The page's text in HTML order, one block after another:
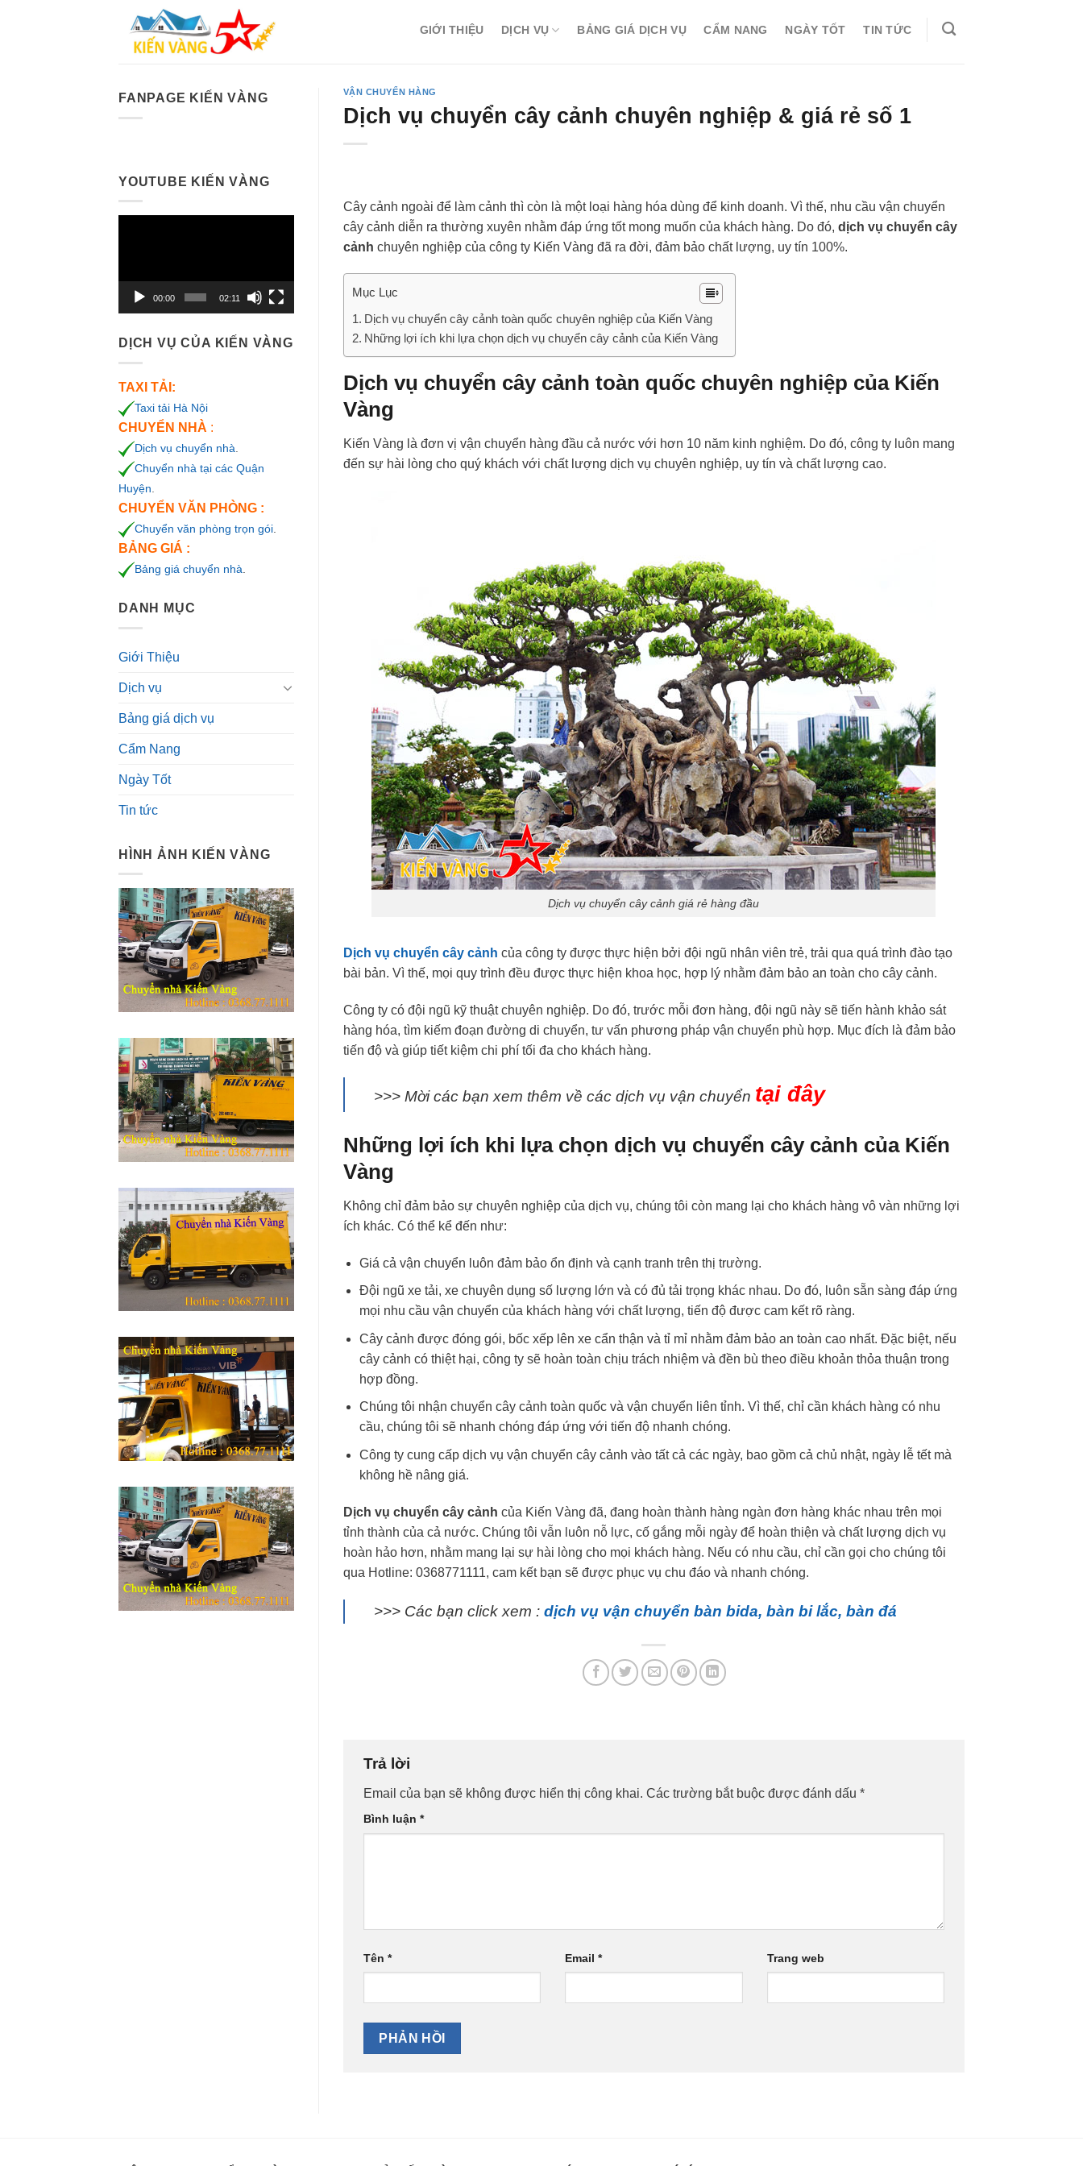
GIỚI THIỆU DỊCH VỤ BẢNG GIÁ DỊCH VỤ CẨM NANG NGÀY TỐT TIN TỨC
FANPAGE KIẾN VÀNG
YOUTUBE KIẾN VÀNG
00:00 02:11
DỊCH VỤ CỦA KIẾN VÀNG
TAXI TẢI:
Taxi tải Hà Nội
CHUYỂN NHÀ :
Dịch vụ chuyển nhà
Chuyển nhà tại các Quận
Huyện
CHUYỂN VĂN PHÒNG :
Chuyển văn phòng trọn gói
BẢNG GIÁ :
Bảng giá chuyển nhà
DANH MỤC
Giới Thiệu
Dịch vụ
Bảng giá dịch vụ
Cẩm Nang
Ngày Tốt
Tin tức
HÌNH ẢNH KIẾN VÀNG
VẬN CHUYỂN HÀNG
Dịch vụ chuyển cây cảnh chuyên nghiệp & giá rẻ số 1
Cây cảnh ngoài để làm cảnh thì còn là một loại hàng hóa dùng để kinh doanh. Vì thế, nhu cầu vận chuyển
cây cảnh diễn ra thường xuyên nhằm đáp ứng tốt mong muốn của khách hàng. Do đó, dịch vụ chuyển cây
cảnh chuyên nghiệp của công ty Kiến Vàng đã ra đời, đảm bảo chất lượng, uy tín 100%.
Mục Lục
Dịch vụ chuyển cây cảnh toàn quốc chuyên nghiệp của Kiến Vàng
Những lợi ích khi lựa chọn dịch vụ chuyển cây cảnh của Kiến Vàng
Dịch vụ chuyển cây cảnh toàn quốc chuyên nghiệp của Kiến
Vàng
Kiến Vàng là đơn vị vận chuyển hàng đầu cả nước với hơn 10 năm kinh nghiệm. Do đó, công ty luôn mang
đến sự hài lòng cho quý khách với chất lượng dịch vụ chuyên nghiệp, uy tín và chất lượng cao.
Dịch vụ chuyển cây cảnh giá rẻ hàng đầu
Dịch vụ chuyển cây cảnh của công ty được thực hiện bởi đội ngũ nhân viên trẻ, trải qua quá trình đào tạo
bài bản. Vì thế, mọi quy trình đều được thực hiện khoa học, hợp lý nhằm đảm bảo an toàn cho cây cảnh.
Công ty có đội ngũ kỹ thuật chuyên nghiệp. Do đó, trước mỗi đơn hàng, đội ngũ này sẽ tiến hành khảo sát
hàng hóa, tìm kiếm đoạn đường di chuyển, tư vấn phương pháp vận chuyển phù hợp. Mục đích là đảm bảo
tiến độ và giúp tiết kiệm chi phí tối đa cho khách hàng.
>>> Mời các bạn xem thêm về các dịch vụ vận chuyển tại đây
Những lợi ích khi lựa chọn dịch vụ chuyển cây cảnh của Kiến
Vàng
Không chỉ đảm bảo sự chuyên nghiệp của dịch vụ, chúng tôi còn mang lại cho khách hàng vô vàn những lợi
ích khác. Có thể kể đến như:
Giá cả vận chuyển luôn đảm bảo ổn định và cạnh tranh trên thị trường.
Đội ngũ xe tải, xe chuyên dụng số lượng lớn và có đủ tải trọng khác nhau. Do đó, luôn sẵn sàng đáp ứng
mọi nhu cầu vận chuyển của khách hàng với chất lượng, tiến độ được cam kết rõ ràng.
Cây cảnh được đóng gói, bốc xếp lên xe cẩn thận và tỉ mỉ nhằm đảm bảo an toàn cao nhất. Đặc biệt, nếu
cây cảnh có thiệt hại, công ty sẽ hoàn toàn chịu trách nhiệm và đền bù theo điều khoản thỏa thuận trong
hợp đồng.
Chúng tôi nhận chuyển cây cảnh toàn quốc và vận chuyển liên tỉnh. Vì thế, chỉ cần khách hàng có nhu
cầu, chúng tôi sẽ nhanh chóng đáp ứng với tiến độ nhanh chóng.
Công ty cung cấp dịch vụ vận chuyển cây cảnh vào tất cả các ngày, bao gồm cả chủ nhật, ngày lễ tết mà
không hề nâng giá.
Dịch vụ chuyển cây cảnh của Kiến Vàng đã, đang hoàn thành hàng ngàn đơn hàng khác nhau trên mọi
tỉnh thành của cả nước. Chúng tôi vẫn luôn nỗ lực, cố gắng mỗi ngày để hoàn thiện và chất lượng dịch vụ
hoàn hảo hơn, nhằm mang lại sự hài lòng cho mọi khách hàng. Nếu có nhu cầu, chỉ cần gọi cho chúng tôi
qua Hotline: 0368771111, cam kết bạn sẽ được phục vụ chu đáo và nhanh chóng.
>>> Các bạn click xem : dịch vụ vận chuyển bàn bida, bàn bi lắc, bàn đá
Trả lời
Email của bạn sẽ không được hiển thị công khai. Các trường bắt buộc được đánh dấu *
Bình luận *
Tên * Email * Trang web